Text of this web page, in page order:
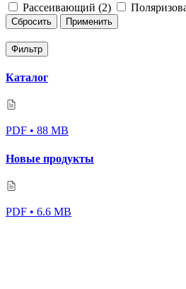
Рассеивающий (2)
Сбросить Применить
Фильтр
Каталог
PDF • 88 MB
Новые продукты
PDF • 6.6 MB